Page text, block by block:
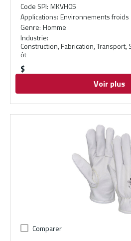
Code SPI: MKVH05
Applications: Environnements froids
Genre: Homme
Industrie:
Construction, Fabrication, Transport,
ôt
$
Voir plus
Comparer